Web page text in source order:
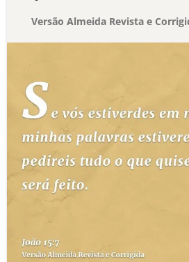
Versão Almeida Revista e